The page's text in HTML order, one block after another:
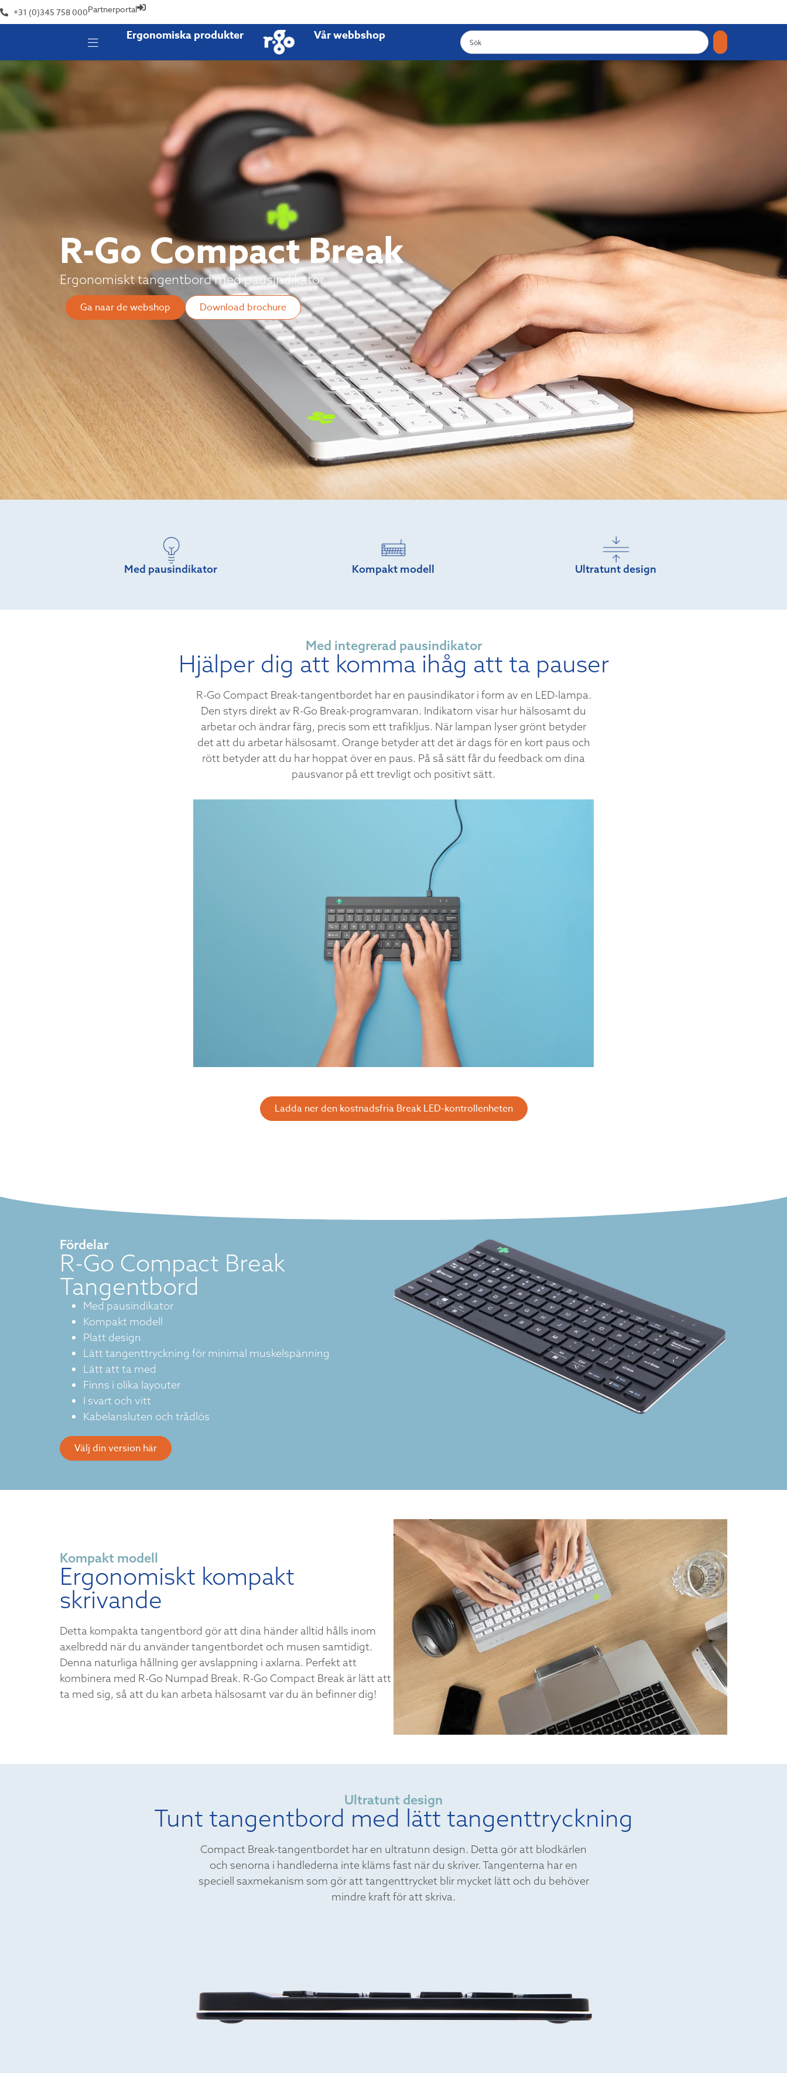
+31 (0)345 758 000Partnerportal
Ergonomiska produkter Vår webbshop
R-Go Compact Break
Ergonomiskt tangentbord med pausindikator
Ga naar de webshop Download brochure
Med pausindikator Kompakt modell Ultratunt design
Med integrerad pausindikator
Hjälper dig att komma ihåg att ta pauser
R-Go Compact Break-tangentbordet har en pausindikator i form av en LED-lampa.
Den styrs direkt av R-Go Break-programvaran. Indikatorn visar hur hälsosamt du
arbetar och ändrar färg, precis som ett trafikljus. När lampan lyser grönt betyder
det att du arbetar hälsosamt. Orange betyder att det är dags för en kort paus och
rött betyder att du har hoppat över en paus. På så sätt får du feedback om dina
pausvanor på ett trevligt och positivt sätt.
Ladda ner den kostnadsfria Break LED-kontrollenheten
Fördelar
R-Go Compact Break
Tangentbord
Med pausindikator
Kompakt modell
Platt design
Lätt tangenttryckning för minimal muskelspänning
Lätt att ta med
Finns i olika layouter
I svart och vitt
Kabelansluten och trådlös
Välj din version här
Kompakt modell
Ergonomiskt kompakt
skrivande
Detta kompakta tangentbord gör att dina händer alltid hålls inom
axelbredd när du använder tangentbordet och musen samtidigt.
Denna naturliga hållning ger avslappning i axlarna. Perfekt att
kombinera med R-Go Numpad Break. R-Go Compact Break är lätt att
ta med sig, så att du kan arbeta hälsosamt var du än befinner dig!
Ultratunt design
Tunt tangentbord med lätt tangenttryckning
Compact Break-tangentbordet har en ultratunn design. Detta gör att blodkärlen
och senorna i handlederna inte kläms fast när du skriver. Tangenterna har en
speciell saxmekanism som gör att tangenttrycket blir mycket lätt och du behöver
mindre kraft för att skriva.